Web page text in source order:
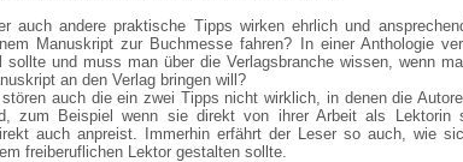
auch andere praktische Tipps wirken ehrlich und
Manuskript zur Buchmesse fahren? In einer Anthologie
sollte und muss man über die Verlagsbranche wissen, wenn
an den Verlag bringen will?
stören auch die ein zwei Tipps nicht wirklich, in denen die
zum Beispiel wenn sie direkt von ihrer Arbeit als Lektorin
auch anpreist. Immerhin erfährt der Leser so auch, wie
freiberuflichen Lektor gestalten sollte.